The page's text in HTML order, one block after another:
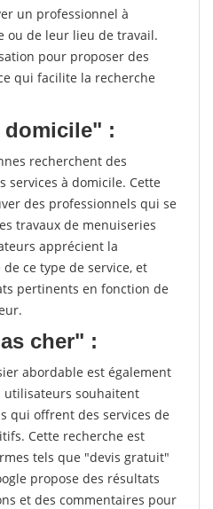
un professionnel à
ou de leur lieu de travail.
pour proposer des
qui facilite la recherche
domicile" :
recherchent des
à domicile. Cette
des professionnels qui se
travaux de menuiseries
apprécient la
ce type de service, et
pertinents en fonction de
cher" :
abordable est également
utilisateurs souhaitent
qui offrent des services de
Cette recherche est
tels que "devis gratuit"
propose des résultats
et des commentaires pour